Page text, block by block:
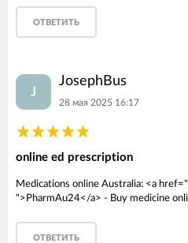
ОТВЕТИТЬ
J
JosephBus
28 мая 2025 16:17
online ed prescription
Medications online Australia: <a
">PharmAu24</a> - Buy medicine
ОТВЕТИТЬ